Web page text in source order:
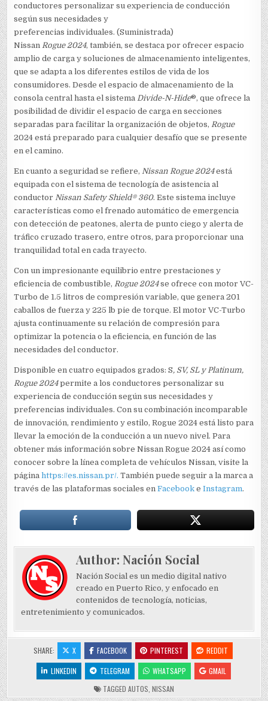
conductores personalizar su experiencia de conducción
según sus necesidades y
preferencias individuales. (Suministrada)
Nissan Rogue 2024, también, se destaca por ofrecer espacio
amplio de carga y soluciones de almacenamiento inteligentes,
que se adapta a los diferentes estilos de vida de los
consumidores. Desde el espacio de almacenamiento de la
consola central hasta el sistema Divide-N-Hide®, que ofrece la
posibilidad de dividir el espacio de carga en secciones
separadas para facilitar la organización de objetos, Rogue
2024 está preparado para cualquier desafío que se presente
en el camino.
En cuanto a seguridad se refiere, Nissan Rogue 2024está
equipada con el sistema de tecnología de asistencia al
conductor Nissan Safety Shield® 360. Este sistema incluye
características como el frenado automático de emergencia
con detección de peatones, alerta de punto ciego y alerta de
tráfico cruzado trasero, entre otros, para proporcionar una
tranquilidad total en cada trayecto.
Con un impresionante equilibrio entre prestaciones y
eficiencia de combustible, Rogue 2024se ofrece con motor VC-
Turbo de 1.5 litros de compresión variable, que genera 201
caballos de fuerza y 225 lb pie de torque. El motor VC-Turbo
ajusta continuamente su relación de compresión para
optimizar la potencia o la eficiencia, en función de las
necesidades del conductor.
Disponible en cuatro equipados grados: S, SV, SL y Platinum,
Rogue 2024permite a los conductores personalizar su
experiencia de conducción según sus necesidades y
preferencias individuales. Con su combinación incomparable
de innovación, rendimiento y estilo, Rogue 2024 está listo para
llevar la emoción de la conducción a un nuevo nivel. Para
obtener más información sobre Nissan Rogue 2024 así como
conocer sobre la línea completa de vehículos Nissan, visite la
páginahttps://es.nissan.pr/. También puede seguir a la marca a
través de las plataformas sociales enFacebook eInstagram.
Author:Nación Social
Nación Social es un medio digital nativo
creado en Puerto Rico, y enfocado en
contenidos de tecnología, noticias,
entretenimiento y comunicados.
SHARE: X FACEBOOK PINTEREST
REDDIT
LINKEDIN
TELEGRAM WHATSAPP
GMAIL
TAGGED AUTOS NISSAN